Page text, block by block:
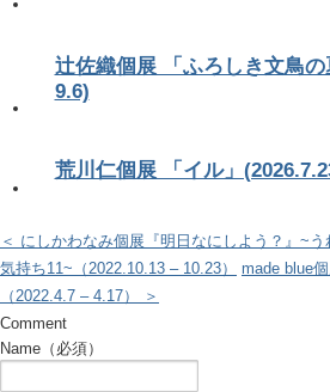
辻佐織個展 「ふろしき文鳥
9.6)
荒川仁個展 「イル」
＜ にしかわなみ個展『明日なにしよう？』~
気持ち11~（2022.10.13 – 10.23）
made blue
（2022.4.7 – 4.17） ＞
Comment
Name（必須）